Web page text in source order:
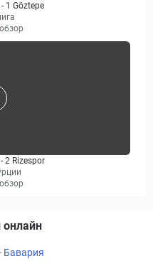
1 Göztepe
2 Rizespor
онлайн
Бавария